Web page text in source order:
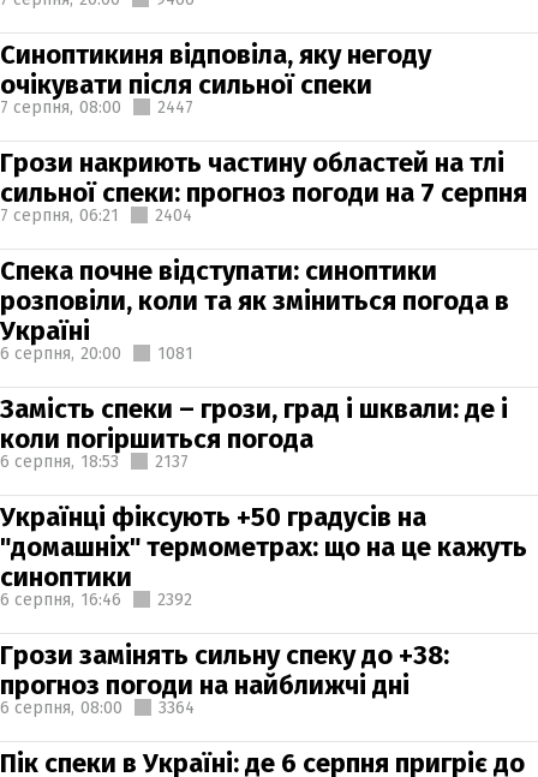
Синоптикиня відповіла, яку негоду
очікувати після сильної спеки
7 серпня, 08:00 2447
Грози накриють частину областей на тлі
сильної спеки: прогноз погоди на 7 серпня
7 серпня, 06:21 2404
Спека почне відступати: синоптики
розповіли, коли та як зміниться погода в
Україні
6 серпня, 20:00 1081
Замість спеки – грози, град і шквали: де і
коли погіршиться погода
6 серпня, 18:53 2137
Українці фіксують +50 градусів на
"домашніх" термометрах: що на це кажуть
синоптики
6 серпня, 16:46 2392
Грози замінять сильну спеку до +38:
прогноз погоди на найближчі дні
6 серпня, 08:00 3364
Пік спеки в Україні: де 6 серпня пригріє до